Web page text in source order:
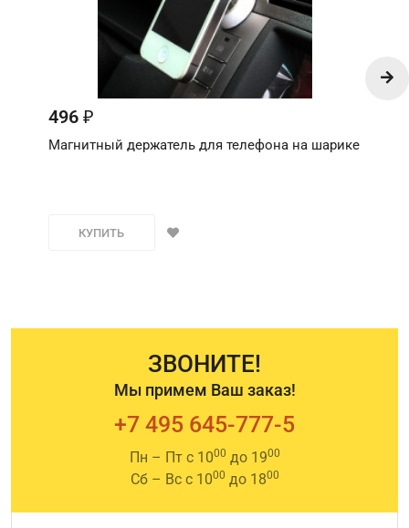
496 ₽
Магнитный держатель для телефона на шарике
КУПИТЬ
ЗВОНИТЕ!
Мы примем Ваш заказ!
+7 495 645-777-5
Пн – Пт с 1000 до 1900
Сб – Вс с 1000 до 1800